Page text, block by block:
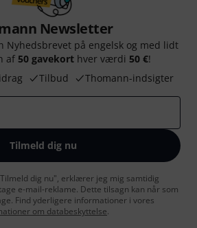
Newsletter
Nyhedsbrevet på engelsk og med lidt
af 50 gavekort hver værdi 50 €!
Tilbud Thomann-indsigter
Tilmeld dig nu
dig nu", erklærer jeg mig samtidig
e-mail-reklame. Dette tilsagn kan når som
Find yderligere informationer i vores
om databeskyttelse.